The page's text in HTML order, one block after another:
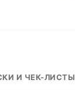
И ЧЕК-ЛИСТЫ